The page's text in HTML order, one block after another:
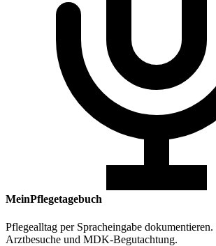
MeinPflegetagebuch
Pflegealltag per Spracheingabe
Arztbesuche und MDK-Begutachtung.